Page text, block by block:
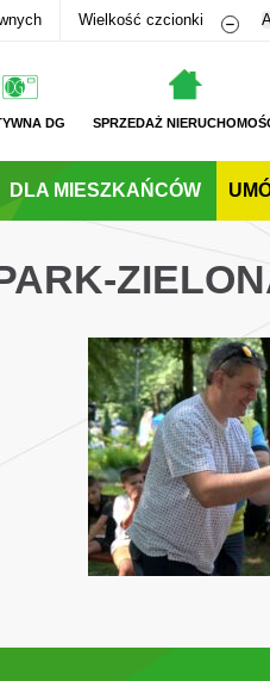
Wielkość czcionki
DG SPRZEDAŻ
DLA MIESZKAŃCÓW